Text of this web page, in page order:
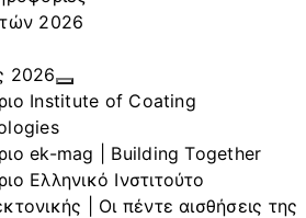
2026
2026
Institute of Coating
ek-mag | Building Together
Ελληνικό Ινστιτούτο
| Οι πέντε αισθήσεις της